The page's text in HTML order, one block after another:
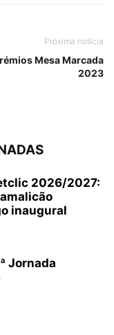
Próxima notícia
Mesa Marcada
2023
2026/2027:
inaugural
Jornada